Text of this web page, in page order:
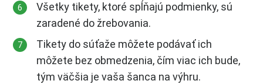
Všetky tikety, ktoré spĺňajú podmienky, sú
zaradené do žrebovania.
Tikety do súťaže môžete podávať ich
môžete bez obmedzenia, čím viac ich bude,
tým väčšia je vaša šanca na výhru.